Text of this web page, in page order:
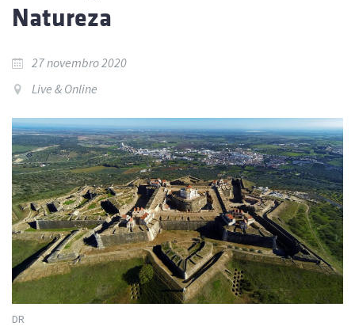
Natureza
27 novembro 2020
Live & Online
DR